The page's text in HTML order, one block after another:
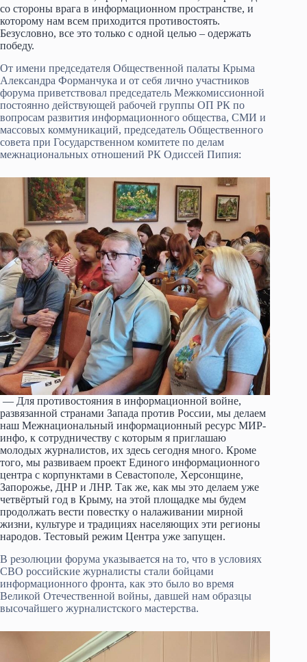
со стороны врага в информационном пространстве, и
которому нам всем приходится противостоять.
Безусловно, все это только с одной целью – одержать
победу.
От имени председателя Общественной палаты Крыма
Александра Форманчука и от себя лично участников
форума приветствовал председатель Межкомиссионной
постоянно действующей рабочей группы ОП РК по
вопросам развития информационного общества, СМИ и
массовых коммуникаций, председатель Общественного
совета при Государственном комитете по делам
межнациональных отношений РК Одиссей Пипия:
— Для противостояния в информационной войне,
развязанной странами Запада против России, мы делаем
наш Межнациональный информационный ресурс МИР-
инфо, к сотрудничеству с которым я приглашаю
молодых журналистов, их здесь сегодня много. Кроме
того, мы развиваем проект Единого информационного
центра с корпунктами в Севастополе, Херсонщине,
Запорожье, ДНР и ЛНР. Так же, как мы это делаем уже
четвёртый год в Крыму, на этой площадке мы будем
продолжать вести повестку о налаживании мирной
жизни, культуре и традициях населяющих эти регионы
народов. Тестовый режим Центра уже запущен.
В резолюции форума указывается на то, что в условиях
СВО российские журналисты стали бойцами
информационного фронта, как это было во время
Великой Отечественной войны, давшей нам образцы
высочайшего журналистского мастерства.